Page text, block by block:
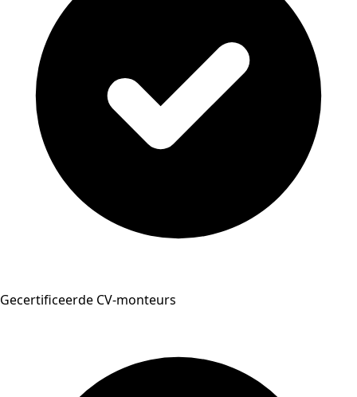
Gecertificeerde CV-monteurs